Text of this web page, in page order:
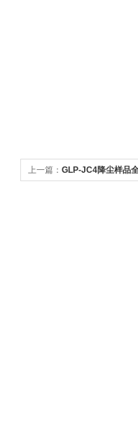
上一篇： GLP-JC4降尘样品